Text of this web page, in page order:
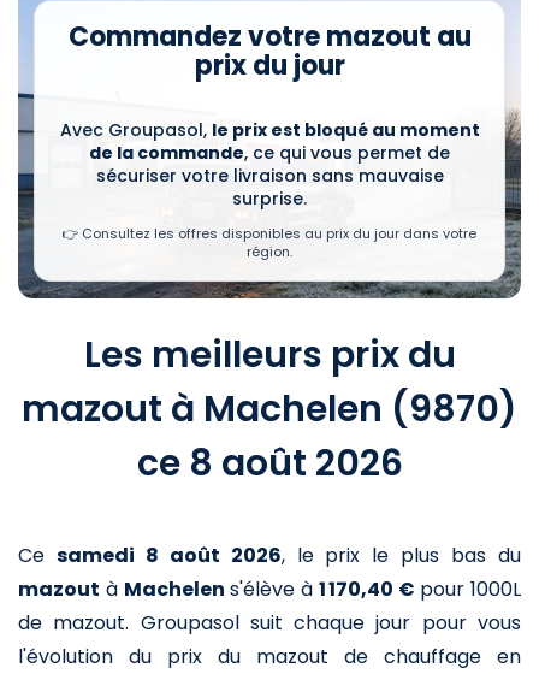
Commandez votre mazout au
prix du jour
Avec Groupasol, le prix est bloqué au moment
de la commande, ce qui vous permet de
sécuriser votre livraison sans mauvaise
surprise.
👉 Consultez les offres disponibles au prix du jour dans votre
région.
Les meilleurs prix du
mazout à Machelen (9870)
ce 8 août 2026
Ce samedi 8 août 2026, le prix le plus bas du
mazout à Machelen s'élève à 1 170,40 € pour 1000L
de mazout. Groupasol suit chaque jour pour vous
l'évolution du prix du mazout de chauffage en